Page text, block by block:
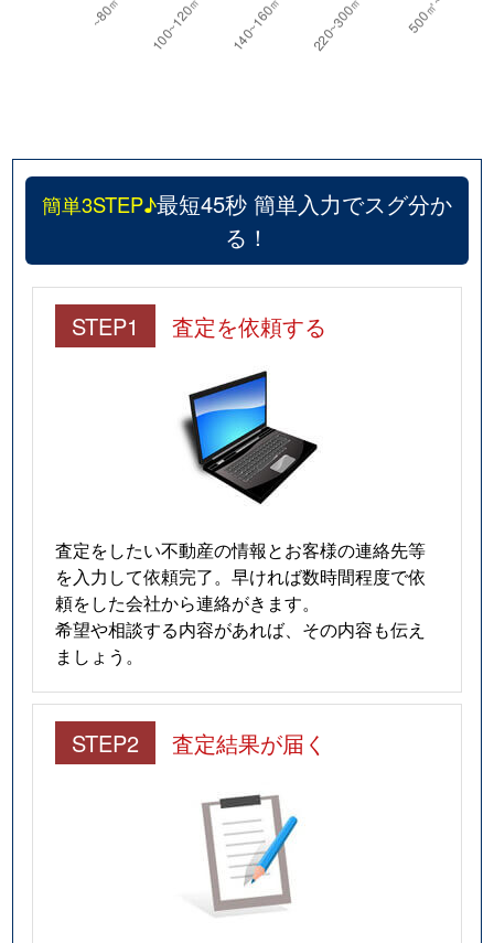
簡単3STEP♪最短45秒 簡単入力でスグ分か
る！
STEP1 査定を依頼する
査定をしたい不動産の情報とお客様の連絡先等
を入力して依頼完了。早ければ数時間程度で依
頼をした会社から連絡がきます。
希望や相談する内容があれば、その内容も伝え
ましょう。
STEP2 査定結果が届く